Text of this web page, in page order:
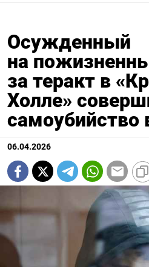
Осужденный
на
за теракт в
Холле»
самоубийство
06.04.2026